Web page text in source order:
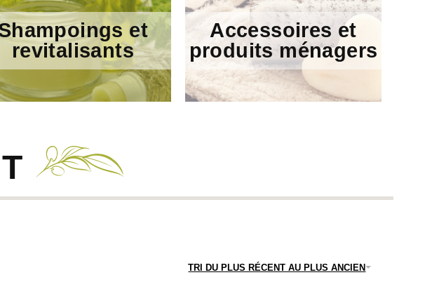
et
revitalisants
Accessoires et
produits ménagers
TRI DU PLUS RÉCENT AU PLUS ANCIEN